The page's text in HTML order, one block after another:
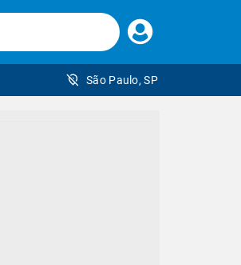
Faça
seu
São Paulo, SP